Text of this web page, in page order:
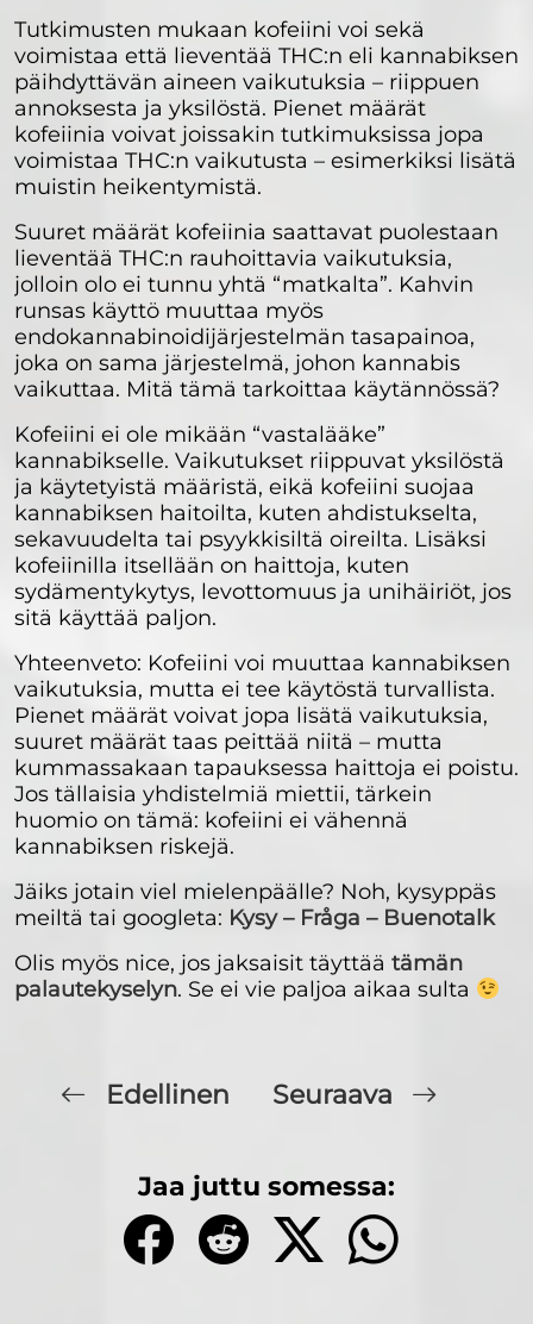
Tutkimusten mukaan kofeiini voi sekä
voimistaa että lieventää THC:n eli kannabiksen
päihdyttävän aineen vaikutuksia – riippuen
annoksesta ja yksilöstä. Pienet määrät
kofeiinia voivat joissakin tutkimuksissa jopa
voimistaa THC:n vaikutusta – esimerkiksi lisätä
muistin heikentymistä.
Suuret määrät kofeiinia saattavat puolestaan
lieventää THC:n rauhoittavia vaikutuksia,
jolloin olo ei tunnu yhtä “matkalta”. Kahvin
runsas käyttö muuttaa myös
endokannabinoidijärjestelmän tasapainoa,
joka on sama järjestelmä, johon kannabis
vaikuttaa. Mitä tämä tarkoittaa käytännössä?
Kofeiini ei ole mikään “vastalääke”
kannabikselle. Vaikutukset riippuvat yksilöstä
ja käytetyistä määristä, eikä kofeiini suojaa
kannabiksen haitoilta, kuten ahdistukselta,
sekavuudelta tai psyykkisiltä oireilta. Lisäksi
kofeiinilla itsellään on haittoja, kuten
sydämentykytys, levottomuus ja unihäiriöt, jos
sitä käyttää paljon.
Yhteenveto: Kofeiini voi muuttaa kannabiksen
vaikutuksia, mutta ei tee käytöstä turvallista.
Pienet määrät voivat jopa lisätä vaikutuksia,
suuret määrät taas peittää niitä – mutta
kummassakaan tapauksessa haittoja ei poistu.
Jos tällaisia yhdistelmiä miettii, tärkein
huomio on tämä: kofeiini ei vähennä
kannabiksen riskejä.
Jäiks jotain viel mielenpäälle? Noh, kysyppäs
meiltä tai googleta: Kysy – Fråga – Buenotalk
Olis myös nice, jos jaksaisit täyttää tämän
palautekyselyn. Se ei vie paljoa aikaa sulta
Edellinen Seuraava
Jaa juttu somessa: